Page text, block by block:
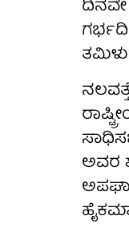
ಅವರ